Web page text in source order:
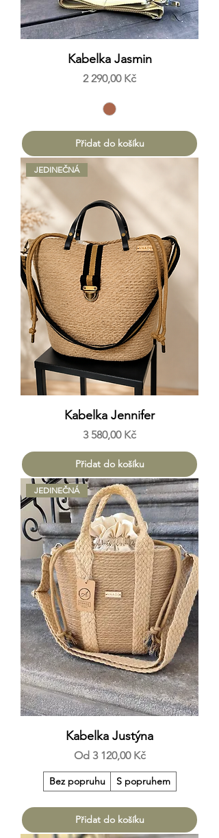
Kabelka Jasmin
Cena
2 290,00 Kč
Přidat do košíku
JEDINEČNÁ
Kabelka Jennifer
Cena
3 580,00 Kč
Přidat do košíku
JEDINEČNÁ
Kabelka Justýna
Od 3 120,00 Kč
Zvýhodněná cena
Bez popruhu S popruhem
Přidat do košíku